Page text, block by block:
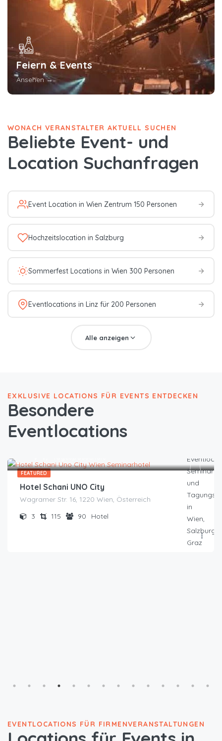
Feiern & Events
Ansehen →
WONACH VERANSTALTER AKTUELL SUCHEN
Beliebte Event- und
Location Suchanfragen
Event Location in Wien Zentrum 150 Personen
Hochzeitslocation in Salzburg
Sommerfest Locations in Wien 300 Personen
Eventlocations in Linz für 200 Personen
Alle anzeigen
EXKLUSIVE LOCATIONS FÜR EVENTS ENTDECKEN
Besondere
Eventlocations
FEATURED
EVENTLOCATIONS FÜR FIRMENVERANSTALTUNGEN